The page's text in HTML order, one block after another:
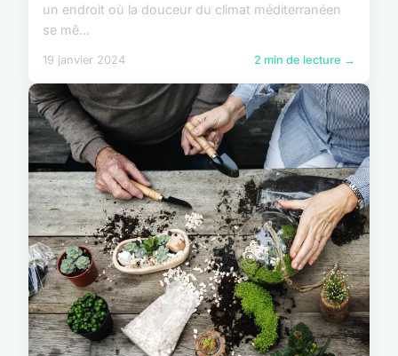
un endroit où la douceur du climat méditerranéen
se mê...
19 janvier 2024 2 min de lecture →